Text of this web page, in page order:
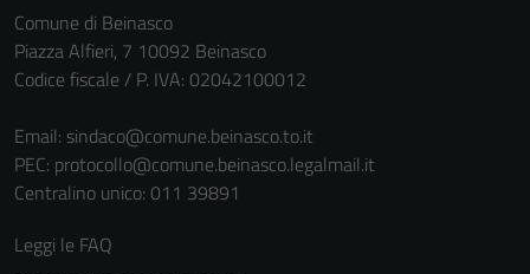
Comune di Beinasco
Piazza Alfieri, 7 10092 Beinasco
Codice fiscale / P. IVA: 02042100012
Email: sindaco@comune.beinasco.to.it
PEC: protocollo@comune.beinasco.legalmail.it
Centralino unico: 011 39891
Leggi le FAQ